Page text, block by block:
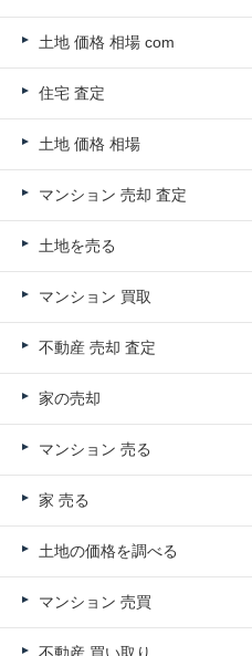
土地 価格 相場 com
住宅 査定
土地 価格 相場
マンション 売却 査定
土地を売る
マンション 買取
不動産 売却 査定
家の売却
マンション 売る
家 売る
土地の価格を調べる
マンション 売買